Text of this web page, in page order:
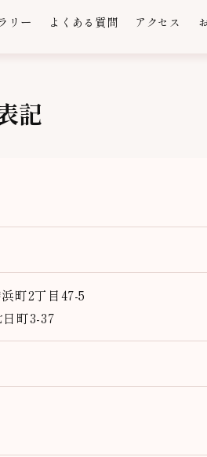
リー よくある質問 アクセス
記
町2丁目47-5
町3-37